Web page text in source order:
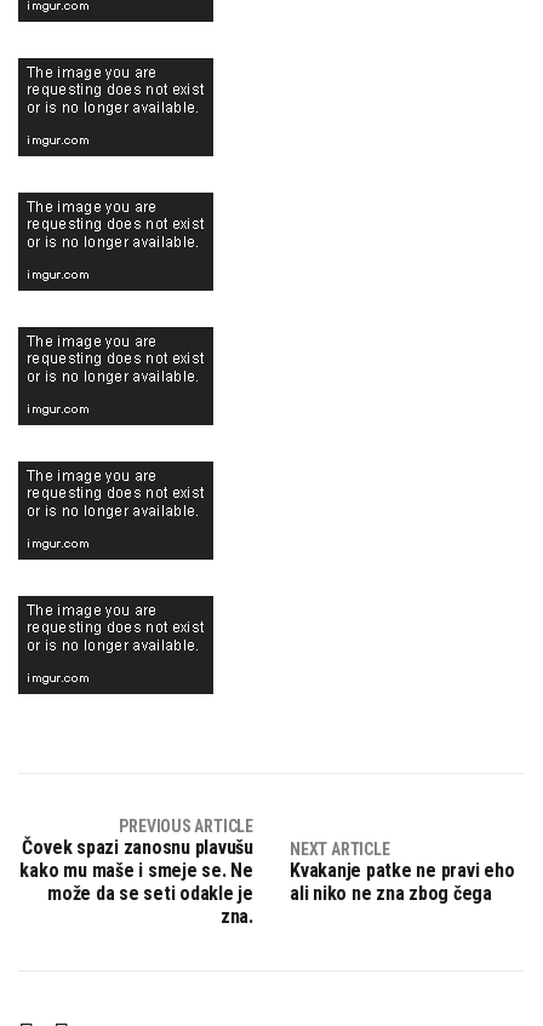
PREVIOUS ARTICLE
Čovek spazi zanosnu plavušu
kako mu maše i smeje se. Ne
može da se seti odakle je
zna.
NEXT ARTICLE
Kvakanje patke ne pravi eho
ali niko ne zna zbog čega